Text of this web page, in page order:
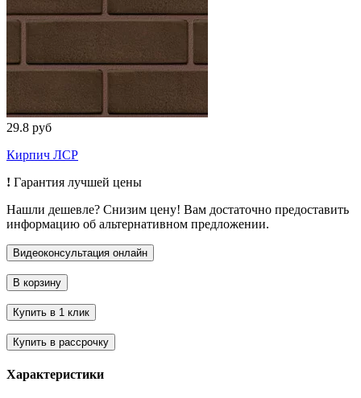
29.8 руб
Кирпич ЛСР
! Гарантия лучшей цены
Нашли дешевле? Снизим цену! Вам достаточно предоставить
информацию об альтернативном предложении.
Характеристики